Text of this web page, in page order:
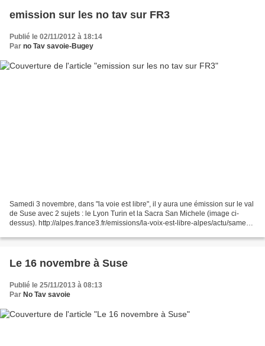
emission sur les no tav sur FR3
Publié le 02/11/2012 à 18:14
Par no Tav savoie-Bugey
Samedi 3 novembre, dans "la voie est libre", il y aura une émission sur le val
de Suse avec 2 sujets : le Lyon Turin et la Sacra San Michele (image ci-
dessus). http://alpes.france3.fr/emissions/la-voix-est-libre-alpes/actu/samedi-
Le 16 novembre à Suse
Publié le 25/11/2013 à 08:13
Par No Tav savoie